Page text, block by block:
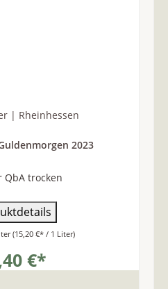
| Rheinhessen
2023
QbA trocken
(15,20 €* / 1 Liter)
€*